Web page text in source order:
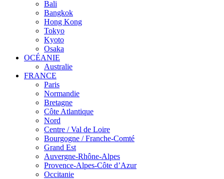
Bali
Bangkok
Hong Kong
Tokyo
Kyoto
Osaka
OCÉANIE
Australie
FRANCE
Paris
Normandie
Bretagne
Côte Atlantique
Nord
Centre / Val de Loire
Bourgogne / Franche-Comté
Grand Est
Auvergne-Rhône-Alpes
Provence-Alpes-Côte d’Azur
Occitanie